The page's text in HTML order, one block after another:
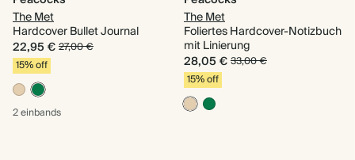
The Met
Hardcover Bullet Journal
22,95 €27,00 €
15% off
2 einbands
The Met
Foliertes Hardcover-Notizbuch
mit Linierung
28,05 €33,00 €
15% off